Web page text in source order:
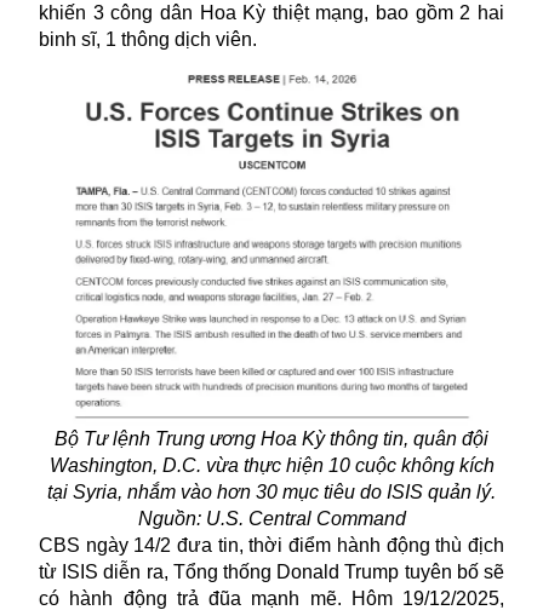
khiến 3 công dân Hoa Kỳ thiệt mạng, bao gồm 2 hai
binh sĩ, 1 thông dịch viên.
Bộ Tư lệnh Trung ương Hoa Kỳ thông tin, quân đội
Washington, D.C. vừa thực hiện 10 cuộc không kích
tại Syria, nhắm vào hơn 30 mục tiêu do ISIS quản lý.
Nguồn: U.S. Central Command
CBS ngày 14/2 đưa tin, thời điểm hành động thù địch
từ ISIS diễn ra, Tổng thống Donald Trump tuyên bố sẽ
có hành động trả đũa mạnh mẽ. Hôm 19/12/2025,